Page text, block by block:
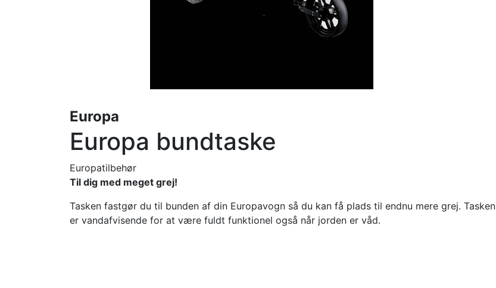
Europa
Europa bundtaske
Europatilbehør
Til dig med meget grej!
Tasken fastgør du til bunden af din Europavogn så du kan få plads til endnu mere grej. Tasken
er vandafvisende for at være fuldt funktionel også når jorden er våd.